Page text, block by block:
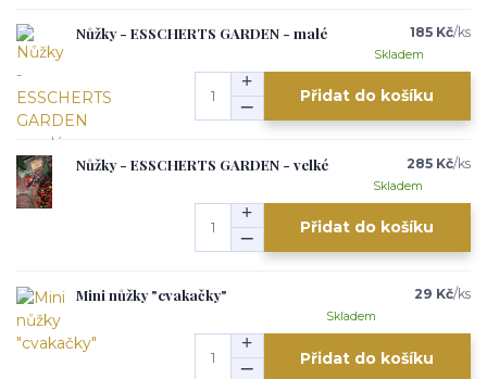
Nůžky - ESSCHERTS GARDEN - malé 185 Kč/ks
Skladem
Přidat do košíku
Nůžky - ESSCHERTS GARDEN - velké 285 Kč/ks
Skladem
Přidat do košíku
Mini nůžky "cvakačky" 29 Kč/ks
Skladem
Přidat do košíku